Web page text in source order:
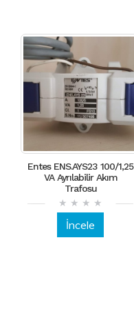
Entes ENS.AYS23 100/1,25
VA Ayrılabilir Akım
Trafosu
İncele